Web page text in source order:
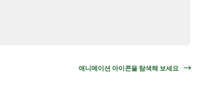
애니메이션 아이콘을 탐색해 보세요